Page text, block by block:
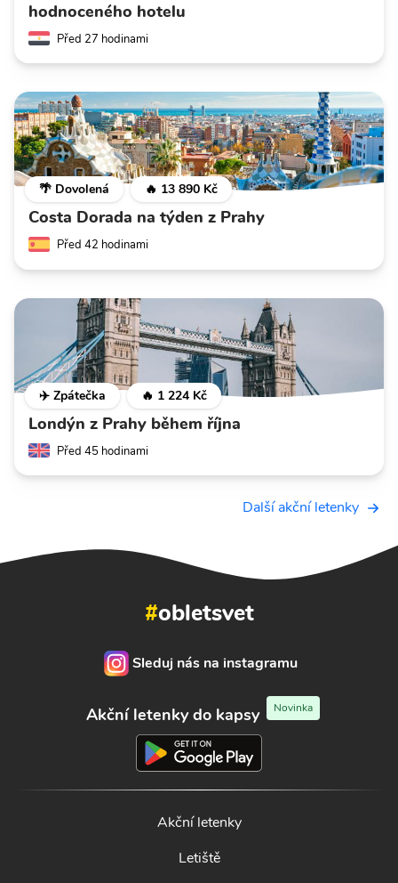
hodnoceného hotelu
Před 27 hodinami
🌴 Dovolená 🔥 13 890 Kč
Costa Dorada na týden z Prahy
Před 42 hodinami
✈️ Zpátečka 🔥 1 224 Kč
Londýn z Prahy během října
Před 45 hodinami
Další akční letenky
#obletsvet
Sleduj nás na instagramu
Akční letenky do kapsy Novinka
Akční letenky
Letiště